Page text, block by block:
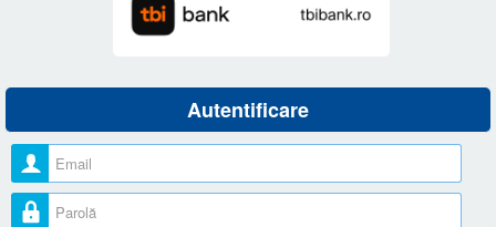
Autentificare
Nume utilizator
Parolă